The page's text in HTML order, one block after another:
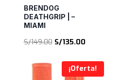
BRENDOG
DEATHGRIP | –
MIAMI
S/149.00 El
original
era:
S/135.00El
actual
es:
¡Oferta!